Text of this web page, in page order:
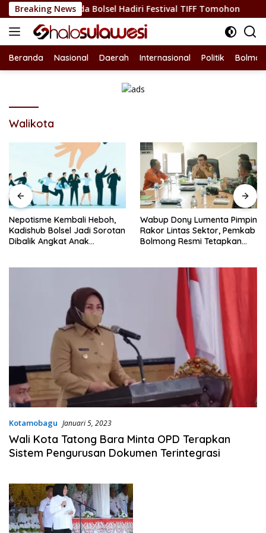
Langsung
ke
konten
Breaking News
Sekda Bolsel Hadiri Festival TIFF Tomohon
Beranda Nasional Daerah Internasional Politik
Walikota
Nepotisme Kembali Heboh,
Kadishub Bolsel Jadi Sorotan
Dibalik Angkat Anak
Wabup Dony Lumenta Pimpin
Rakor Lintas Sektor, Pemkab
Bolmong Resmi Tetapkan
Kotamobagu Januari 5, 2023
Wali Kota Tatong Bara Minta OPD Terapkan
Sistem Pengurusan Dokumen Terintegrasi